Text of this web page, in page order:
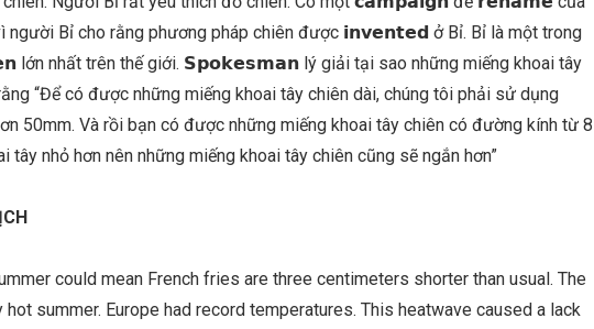
người Bỉ cho rằng phương pháp chiên được 𝗶𝗻𝘃𝗲𝗻𝘁𝗲𝗱 ở Bỉ. Bỉ là một trong
lớn nhất trên thế giới. 𝗦𝗽𝗼𝗸𝗲𝘀𝗺𝗮𝗻 lý giải tại sao những miếng khoai tây
“Để có được những miếng khoai tây chiên dài, chúng tôi phải sử dụng
50mm. Và rồi bạn có được những miếng khoai tây chiên có đường kính từ 8
tây nhỏ hơn nên những miếng khoai tây chiên cũng sẽ ngắn hơn”
could mean French fries are three centimeters shorter than usual. The
summer. Europe had record temperatures. This heatwave caused a lack